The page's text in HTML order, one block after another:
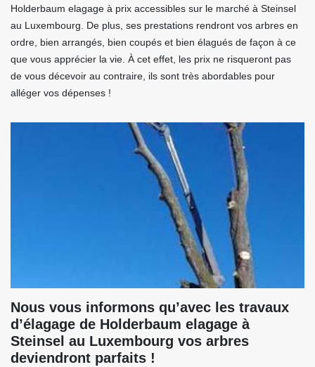
Holderbaum elagage à prix accessibles sur le marché à Steinsel
au Luxembourg. De plus, ses prestations rendront vos arbres en
ordre, bien arrangés, bien coupés et bien élagués de façon à ce
que vous apprécier la vie. À cet effet, les prix ne risqueront pas
de vous décevoir au contraire, ils sont très abordables pour
alléger vos dépenses !
Nous vous informons qu’avec les travaux
d’élagage de Holderbaum elagage à
Steinsel au Luxembourg vos arbres
deviendront parfaits !